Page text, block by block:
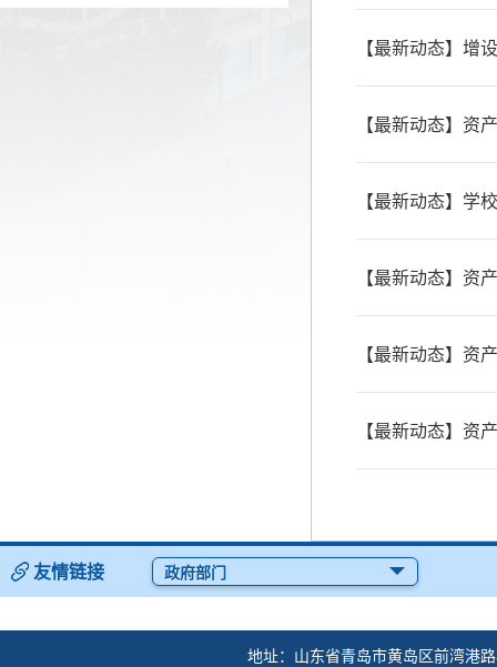
【最新动态】增
【最新动态】资
【最新动态】学
【最新动态】资
【最新动态】资
【最新动态】资
友情链接 政府部门
地址：山东省青岛市黄岛区前湾